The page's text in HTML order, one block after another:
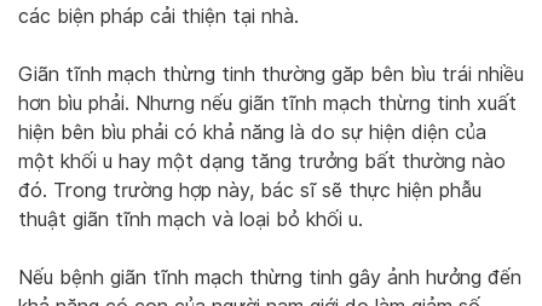
các biện pháp cải thiện tại nhà.
Giãn tĩnh mạch thừng tinh thường găp bên bìu trái nhiều
hơn bìu phải. Nhưng nếu giãn tĩnh mạch thừng tinh xuất
hiện bên bìu phải có khả năng là do sự hiện diện của
một khối u hay một dạng tăng trưởng bất thường nào
đó. Trong trường hợp này, bác sĩ sẽ thực hiện phẫu
thuật giãn tĩnh mạch và loại bỏ khối u.
Nếu bệnh giãn tĩnh mạch thừng tinh gây ảnh hưởng đến